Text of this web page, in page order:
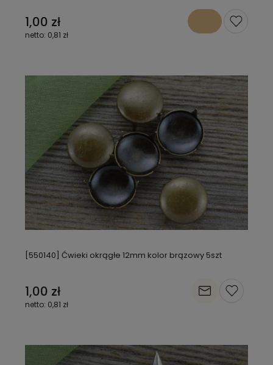
1,00 zł
0,81 zł
[550140] Ćwieki okrągłe 12mm kolor brązowy 5szt
1,00 zł
0,81 zł